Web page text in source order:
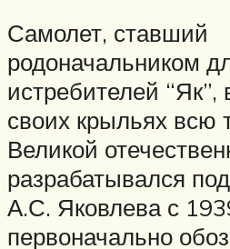
Самолет, ставший
родоначальником
истребителей
своих крыльях всю
Великой
разрабатывался
А.С. Яковлева с
первоначально